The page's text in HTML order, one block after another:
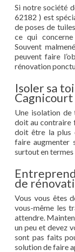
Si notre société
62182 ) est
de poses de
ce qui
Souvent
peuvent faire
rénovation
Isoler sa
Une isolation de
doit au contraire
doit être la plus
faire augmenter
surtout en
de
Vous vous êtes
vous-même les
attendre.
un peu et devez
sont pas faits
solution de faire